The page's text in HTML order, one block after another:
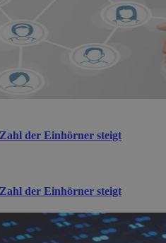
der Einhörner steigt
der Einhörner steigt